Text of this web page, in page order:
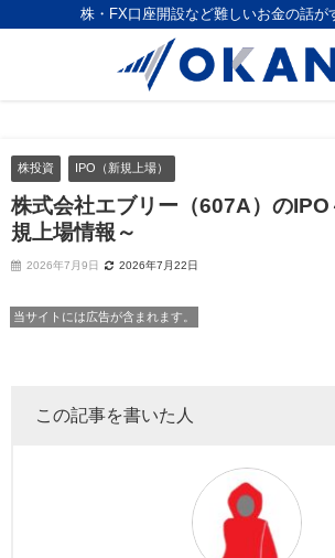
株・FX口座開設など難しいお金の話が
株投資 IPO（新規上場）
株式会社エブリー（607A）の
規上場情報～
2026年7月9日 2026年7月22日
当サイトには広告が含まれます。
この記事を書いた人